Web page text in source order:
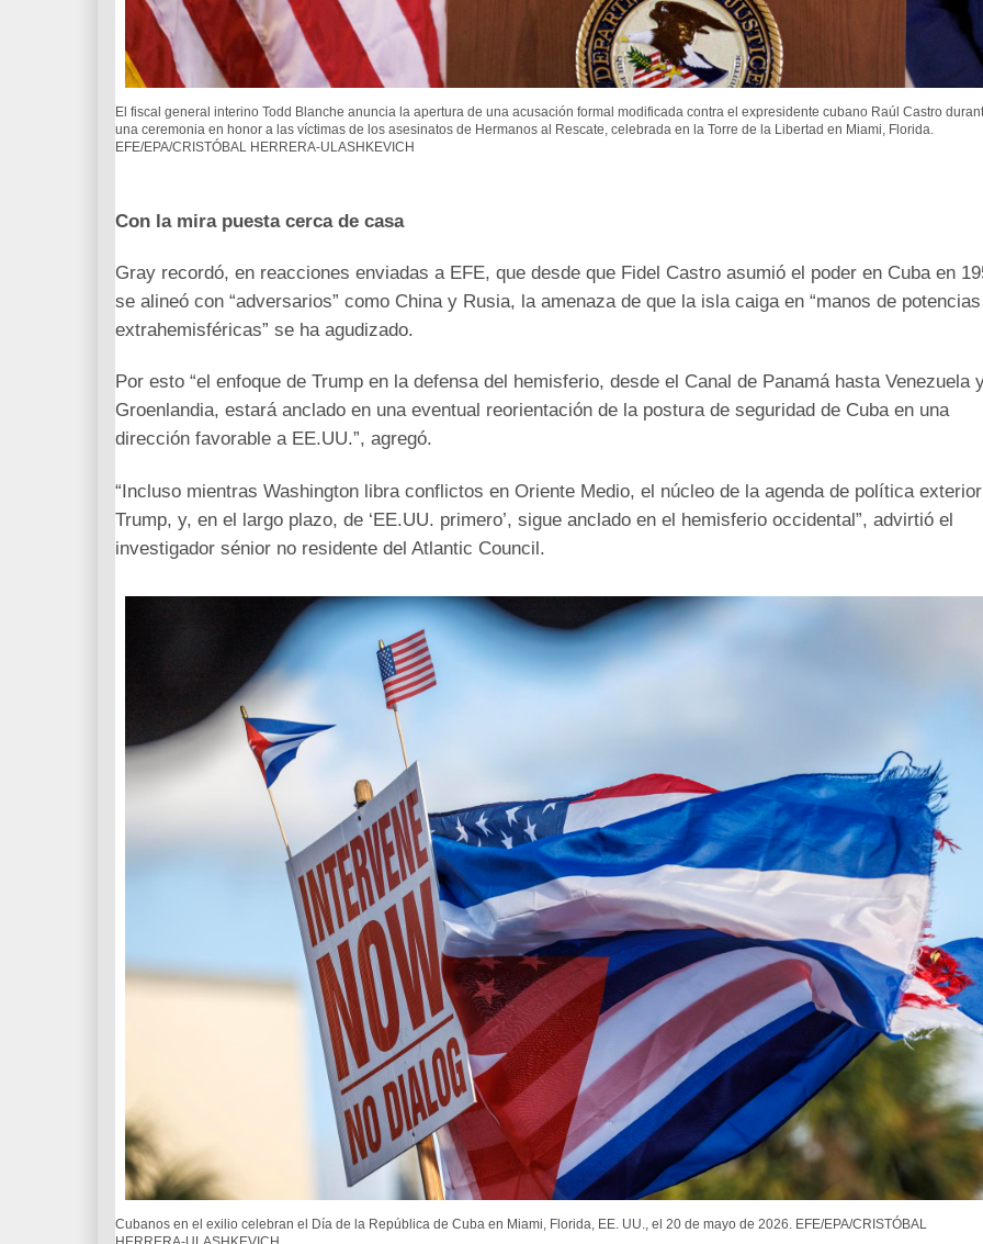
El fiscal general interino Todd Blanche anuncia la apertura de una acusación formal modificada contra el expresidente cubano Raúl Castro
una ceremonia en honor a las víctimas de los asesinatos de Hermanos al Rescate, celebrada en la Torre de la Libertad en Miami, Florida.
EFE/EPA/CRISTÓBAL HERRERA-ULASHKEVICH
Con la mira puesta cerca de casa
Gray recordó, en reacciones enviadas a EFE, que desde que Fidel Castro asumió el poder en Cuba en
se alineó con “adversarios” como China y Rusia, la amenaza de que la isla caiga en “manos de potencias
extrahemisféricas” se ha agudizado.
Por esto “el enfoque de Trump en la defensa del hemisferio, desde el Canal de Panamá hasta Venezuela
Groenlandia, estará anclado en una eventual reorientación de la postura de seguridad de Cuba en una
dirección favorable a EE.UU.”, agregó.
“Incluso mientras Washington libra conflictos en Oriente Medio, el núcleo de la agenda de política
Trump, y, en el largo plazo, de ‘EE.UU. primero’, sigue anclado en el hemisferio occidental”, advirtió el
investigador sénior no residente del Atlantic Council.
Cubanos en el exilio celebran el Día de la República de Cuba en Miami, Florida, EE. UU., el 20 de mayo de 2026. EFE/EPA/CRISTÓBAL